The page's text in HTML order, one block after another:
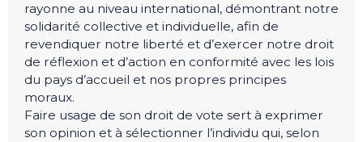
rayonne au niveau international, démontrant notre
solidarité collective et individuelle, afin de
revendiquer notre liberté et d’exercer notre droit
de réflexion et d’action en conformité avec les lois
du pays d’accueil et nos propres principes
moraux.
Faire usage de son droit de vote sert à exprimer
son opinion et à sélectionner l’individu qui, selon